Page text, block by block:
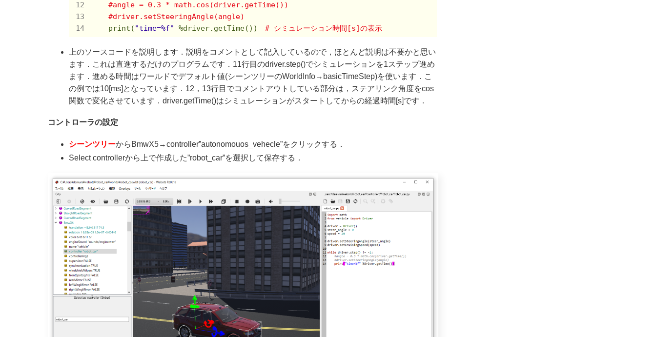
#angle = 0.3 * math.cos(driver.getTime())
#driver.setSteeringAngle(angle)
    print(
"time=%f" %driver.getTime()) # シミュレーション時間[s]の表示
上のソースコードを説明します．説明をコメントとして記入しているので，ほとんど説明は不要かと思い
ます．これは直進するだけのプログラムです．11行目のdriver.step()でシミュレーションを1ステップ進め
ます．進める時間はワールドでデフォルト値(シーンツリーのWorldInfo→basicTimeStep)を使います．こ
の例では10[ms]となっています．12，13行目でコメントアウトしている部分は，ステアリンク角度をcos
関数で変化させています．driver.getTime()はシミュレーションがスタートしてからの経過時間[s]です．
コントローラの設定
シーンツリーからBmwX5→controller”autonomouos_vehecle”をクリックする．
Select controllerから上で作成した”robot_car”を選択して保存する．